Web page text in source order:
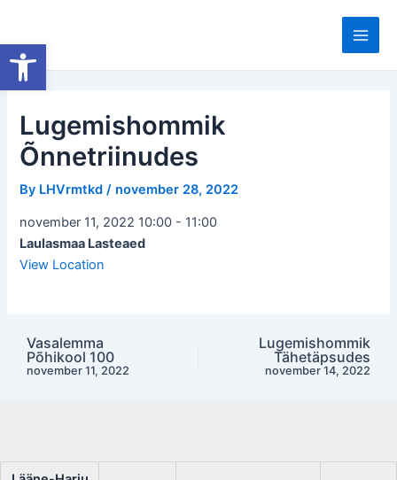
Open toolbar
content
Main
Lugemishommik
Õnnetriinudes
By LHVrmtkd/ november 28, 2022
november 11, 2022 10:00 - 11:00
Laulasmaa Lasteaed
View Location
Post
navigation
Vasalemma
Põhikool 100
november 11, 2022
Lugemishommik
Tähetäpsudes
november 14, 2022